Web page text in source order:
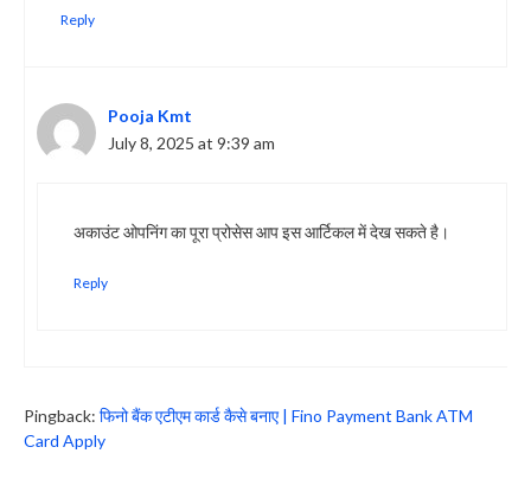
Reply
Pooja Kmt
July 8, 2025 at 9:39 am
अकाउंट ओपनिंग का पूरा प्रोसेस आप इस आर्टिकल में देख सकते है।
Reply
Pingback: फिनो बैंक एटीएम कार्ड कैसे बनाए | Fino Payment Bank ATM
Card Apply